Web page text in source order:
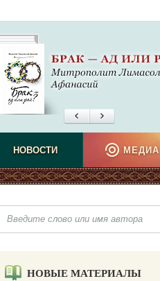
НОВОСТИ МЕДИА
НОВЫЕ МАТЕРИАЛЫ